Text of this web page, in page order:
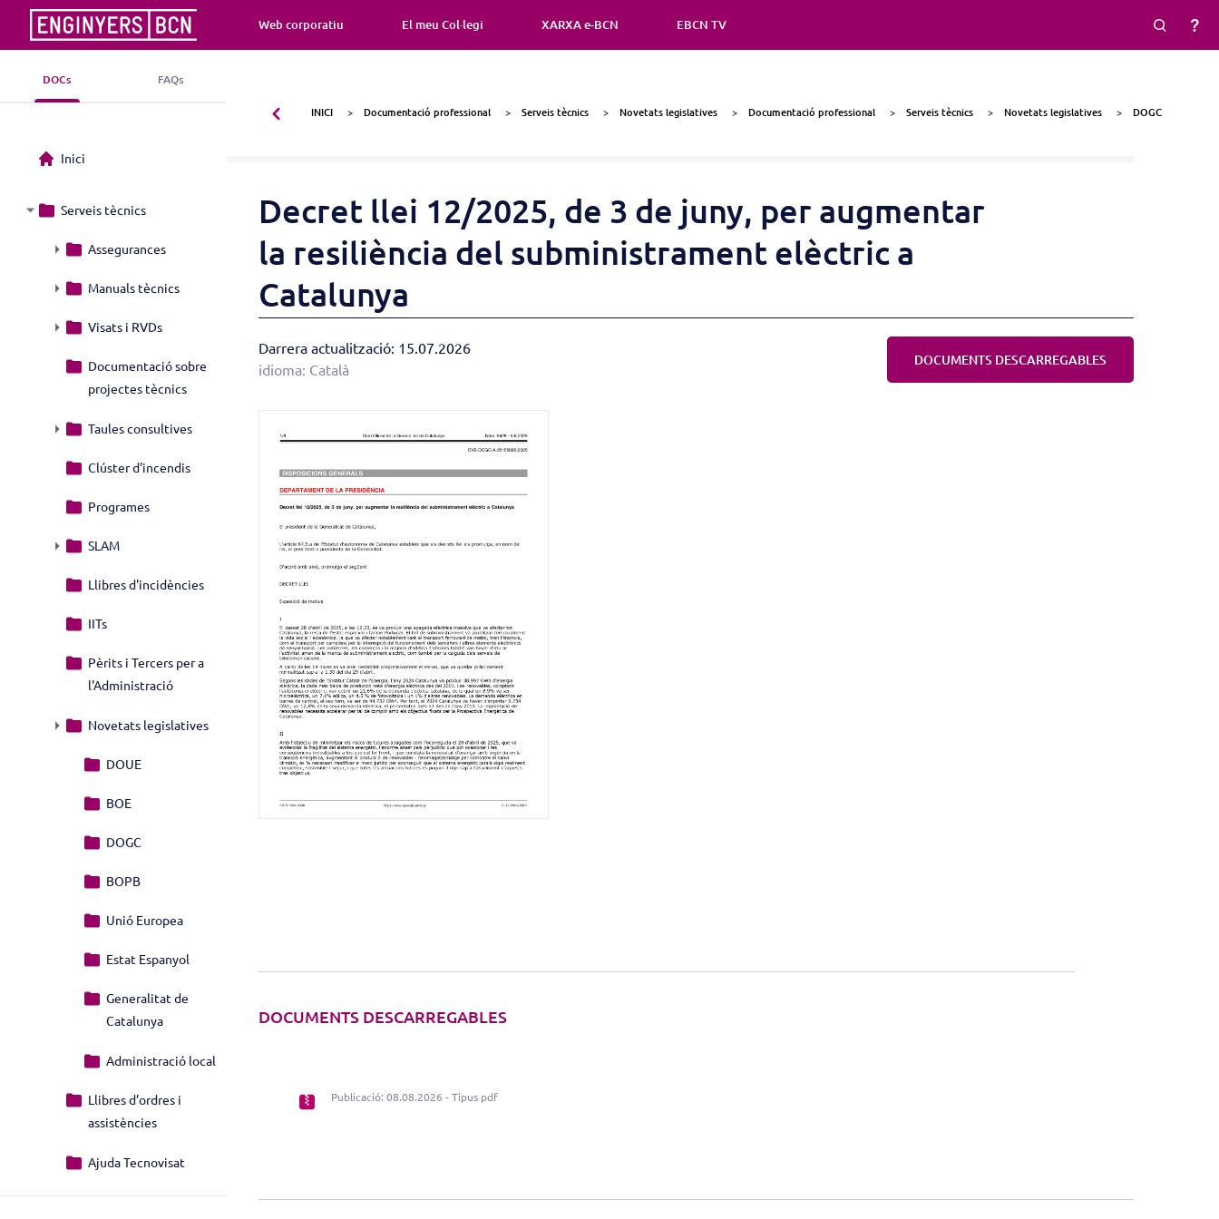
DOCs FAQs
Inici
Serveis tècnics
Assegurances
Manuals tècnics
Visats i RVDs
Documentació sobre
projectes tècnics
Taules consultives
Clúster d'incendis
Programes
SLAM
Llibres d'incidències
IITs
Pèrits i Tercers per a
l'Administració
Novetats legislatives
DOUE
BOE
DOGC
BOPB
Unió Europea
Estat Espanyol
Generalitat de
Catalunya
Administració local
Llibres d’ordres i
assistències
Ajuda Tecnovisat
Web corporatiu El meu Col·legi XARXA e-BCN EBCN TV
INICI Documentació professional Serveis tècnics Novetats legislatives Documentació professional Serveis tècnics Novetats legislatives DOGC
Decret llei 12/2025, de 3 de juny, per augmentar
la resiliència del subministrament elèctric a
Catalunya
Darrera actualització: 15.07.2026
idioma: Català
DOCUMENTS DESCARREGABLES
DOCUMENTS DESCARREGABLES
Publicació: 08.08.2026 - Tipus pdf